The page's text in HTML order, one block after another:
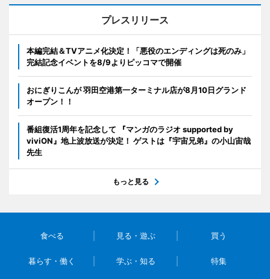
プレスリリース
本編完結＆TVアニメ化決定！「悪役のエンディングは死のみ」
完結記念イベントを8/9よりピッコマで開催
おにぎりこんが 羽田空港第一ターミナル店が8月10日グランド
オープン！！
番組復活1周年を記念して 『マンガのラジオ supported by
viviON』地上波放送が決定！ ゲストは『宇宙兄弟』の小山宙哉
先生
もっと見る
食べる 見る・遊ぶ 買う
暮らす・働く 学ぶ・知る 特集